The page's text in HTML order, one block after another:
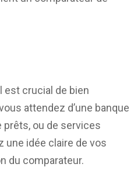
est crucial de bien
attendez d’une banque
prêts, ou de services
une idée claire de vos
du comparateur.